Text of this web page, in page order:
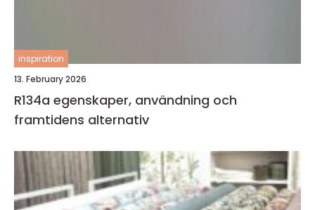
inspiration
13. February 2026
R134a egenskaper, användning och
framtidens alternativ